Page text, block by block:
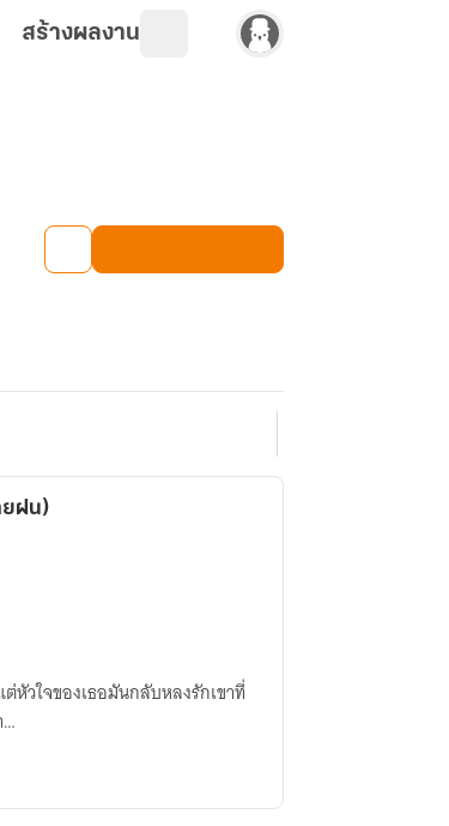
สร้างผลงาน
ยฝน)
หัวใจของเธอมันกลับหลงรักเขาที่